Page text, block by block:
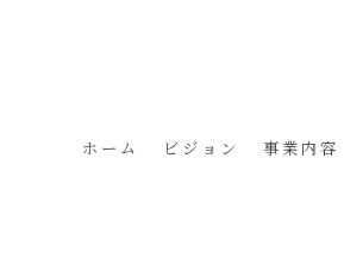
ホーム ビジョン 事業内容